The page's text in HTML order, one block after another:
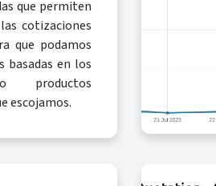
que permiten
cotizaciones
que podamos
basadas en los
productos
escojamos.